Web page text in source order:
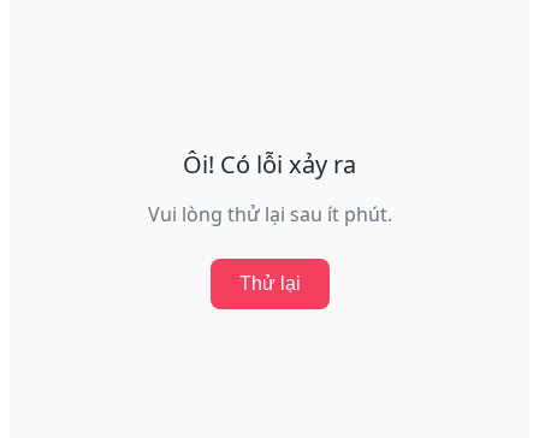
Ôi! Có lỗi xảy ra
Vui lòng thử lại sau ít phút.
Thử lại